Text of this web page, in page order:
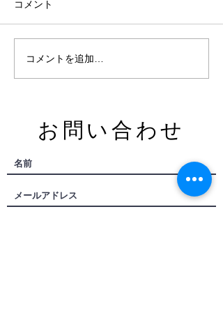
ありがとうございます！
コメント
コメントを追加…
​お問い合わせ